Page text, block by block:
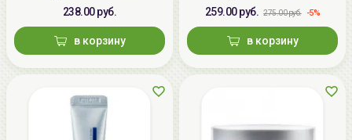
238.00 руб.
в корзину
259.00 руб. 275.00 руб. -5%
в корзину